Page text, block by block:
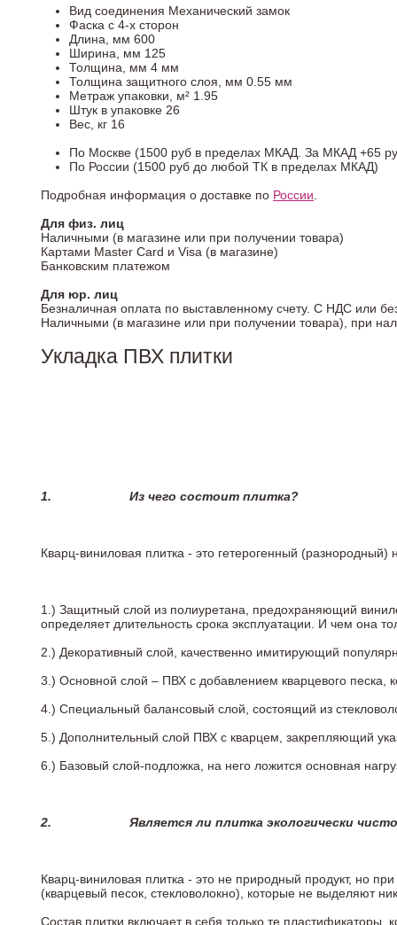
Вид соединения Механический замок
Фаска с 4-х сторон
Длина, мм 600
Ширина, мм 125
Толщина, мм 4 мм
Толщина защитного слоя, мм 0.55 мм
Метраж упаковки, м² 1.95
Штук в упаковке 26
Вес, кг 16
По Москве (1500 руб в пределах МКАД. За МКАД +65
По России (1500 руб до любой ТК в пределах МКАД)
Подробная информация о доставке по России
Для физ. лиц
Наличными (в магазине или при получении товара)
Картами Master Card и Visa (в магазине)
Банковским платежом
Для юр. лиц
Безналичная оплата по выставленному счету. С НДС или
Наличными (в магазине или при получении товара), при
Укладка ПВХ плитки
1. Из чего состоит плитка?
Кварц-виниловая плитка - это гетерогенный
1.) Защитный слой из полиуретана, предохраняющий
определяет длительность срока эксплуатации. И чем она
2.) Декоративный слой, качественно имитирующий
3.) Основной слой – ПВХ с добавлением кварцевого песка,
4.) Специальный балансовый слой, состоящий из
5.) Дополнительный слой ПВХ с кварцем, закрепляющий
6.) Базовый слой-подложка, на него ложится основная
2. Является ли плитка экологически
Кварц-виниловая плитка - это не природный продукт, но
(кварцевый песок, стекловолокно), которые не выделяют
Состав плитки включает в себя только те